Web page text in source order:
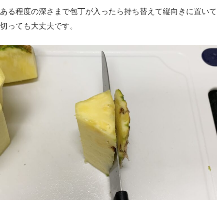
ある程度の深さまで包丁が入ったら持ち替えて縦向きに置いて
切っても大丈夫です。